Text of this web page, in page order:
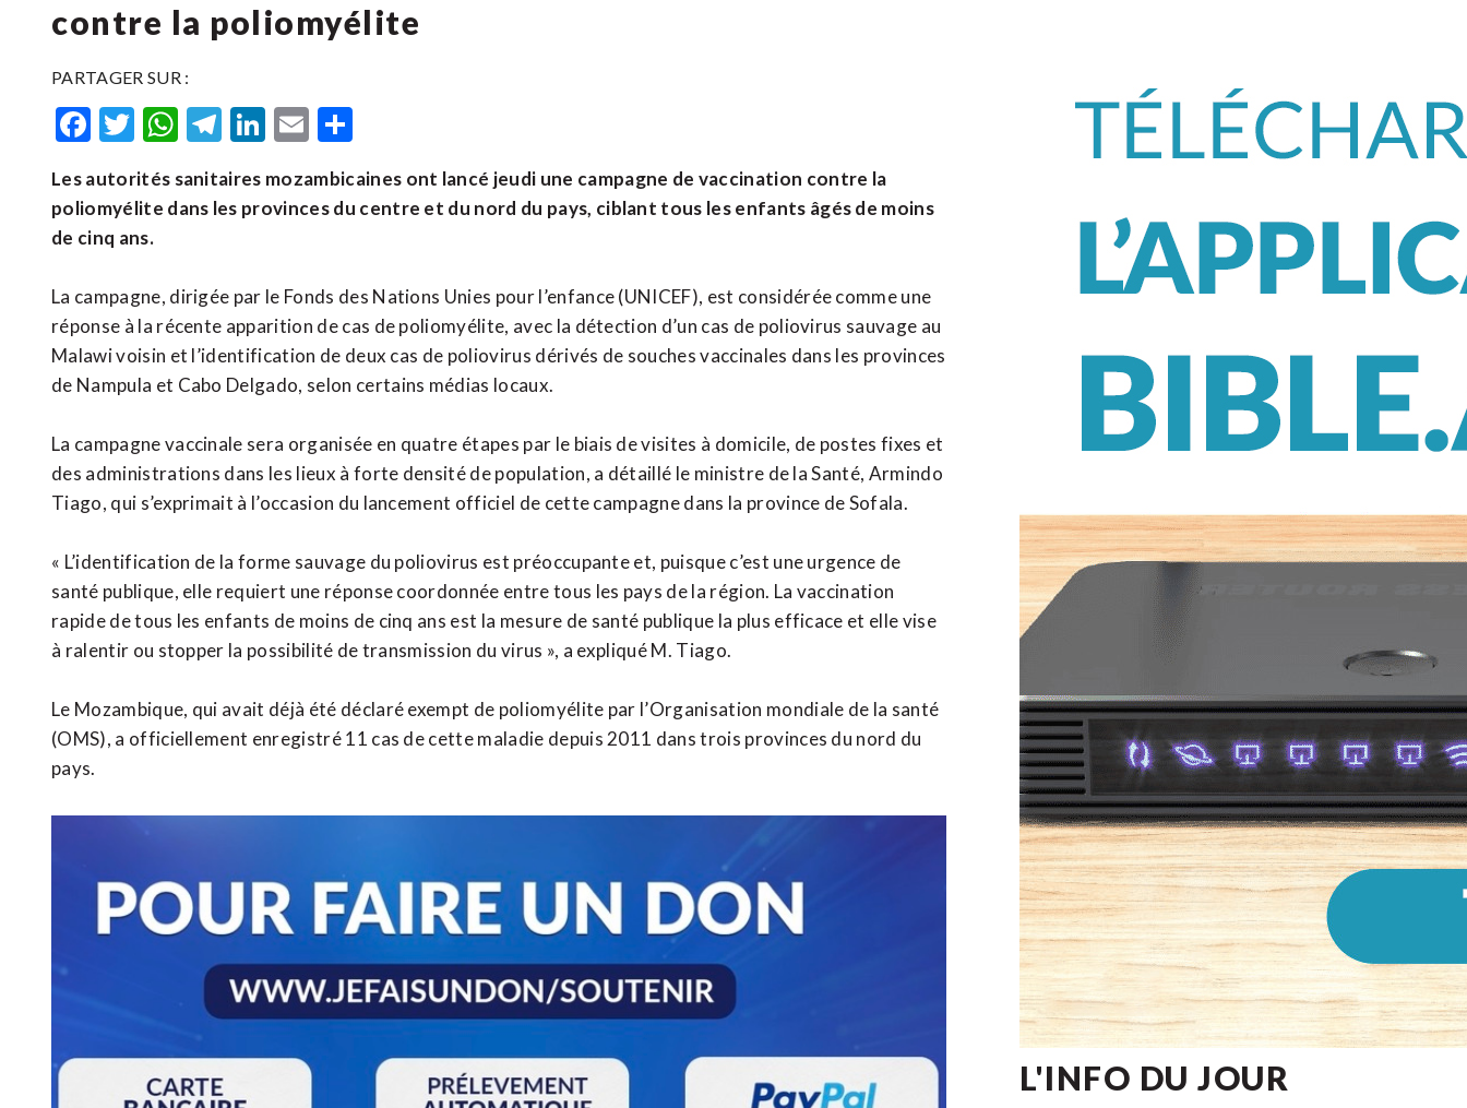
contre la poliomyélite
PARTAGER SUR :
Facebook
Twitter
WhatsApp
Telegram
LinkedIn
Email
Les autorités sanitaires mozambicaines ont lancé jeudi une campagne de vaccination contre la
poliomyélite dans les provinces du centre et du nord du pays, ciblant tous les enfants âgés de moins
de cinq ans.
La campagne, dirigée par le Fonds des Nations Unies pour l’enfance (UNICEF), est considérée comme une
réponse à la récente apparition de cas de poliomyélite, avec la détection d’un cas de poliovirus sauvage au
Malawi voisin et l’identification de deux cas de poliovirus dérivés de souches vaccinales dans les provinces
de Nampula et Cabo Delgado, selon certains médias locaux.
La campagne vaccinale sera organisée en quatre étapes par le biais de visites à domicile, de postes fixes et
des administrations dans les lieux à forte densité de population, a détaillé le ministre de la Santé, Armindo
Tiago, qui s’exprimait à l’occasion du lancement officiel de cette campagne dans la province de Sofala.
« L’identification de la forme sauvage du poliovirus est préoccupante et, puisque c’est une urgence de
santé publique, elle requiert une réponse coordonnée entre tous les pays de la région. La vaccination
rapide de tous les enfants de moins de cinq ans est la mesure de santé publique la plus efficace et elle vise
à ralentir ou stopper la possibilité de transmission du virus », a expliqué M. Tiago.
Le Mozambique, qui avait déjà été déclaré exempt de poliomyélite par l’Organisation mondiale de la santé
(OMS), a officiellement enregistré 11 cas de cette maladie depuis 2011 dans trois provinces du nord du
pays.
L'INFO DU JOUR